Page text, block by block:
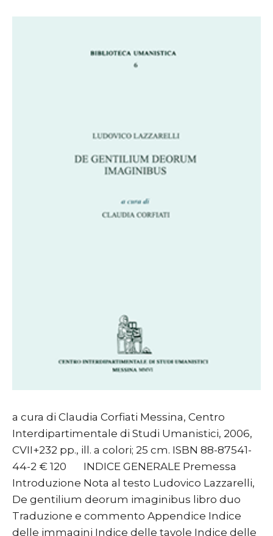
a cura di Claudia Corfiati Messina, Centro
Interdipartimentale di Studi Umanistici, 2006,
CVII+232 pp., ill. a colori; 25 cm. ISBN 88-87541-
44-2 € 120 INDICE GENERALE Premessa
Introduzione Nota al testo Ludovico Lazzarelli,
De gentilium deorum imaginibus libro duo
Traduzione e commento Appendice Indice
delle immagini Indice delle tavole Indice delle